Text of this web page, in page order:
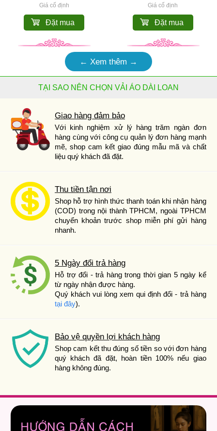
Giá cố định
Đặt mua
Giá cố định
Đặt mua
← Xem thêm →
TẠI SAO NÊN CHỌN VẢI ÁO DÀI LOAN
Giao hàng đảm bảo
Với kinh nghiệm xử lý hàng trăm ngàn đơn
hàng cùng với công cụ quản lý đơn hàng mạnh
mẽ, shop cam kết giao đúng mẫu mã và chất
liệu quý khách đã đặt.
Thu tiền tận nơi
Shop hỗ trợ hình thức thanh toán khi nhận hàng
(COD) trong nội thành TPHCM, ngoài TPHCM
chuyển khoản trước shop miễn phí gửi hàng
nhanh.
5 Ngày đổi trả hàng
Hỗ trợ đổi - trả hàng trong thời gian 5 ngày kể
từ ngày nhận được hàng.
Quý khách vui lòng xem qui định đổi - trả hàng
tại đây).
Bảo vệ quyền lợi khách hàng
Shop cam kết thu đúng số tiền so với đơn hàng
quý khách đã đặt, hoàn tiền 100% nếu giao
hàng không đúng.